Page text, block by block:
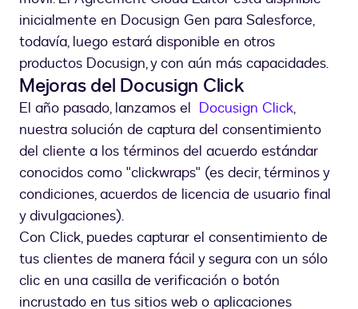
inicialmente en Docusign Gen para Salesforce,
todavía, luego estará disponible en otros
productos Docusign, y con aún más capacidades.
Mejoras del Docusign Click
El año pasado, lanzamos el Docusign Click,
nuestra solución de captura del consentimiento
del cliente a los términos del acuerdo estándar
conocidos como "clickwraps" (es decir, términos y
condiciones, acuerdos de licencia de usuario final
y divulgaciones).
Con Click, puedes capturar el consentimiento de
tus clientes de manera fácil y segura con un sólo
clic en una casilla de verificación o botón
incrustado en tus sitios web o aplicaciones